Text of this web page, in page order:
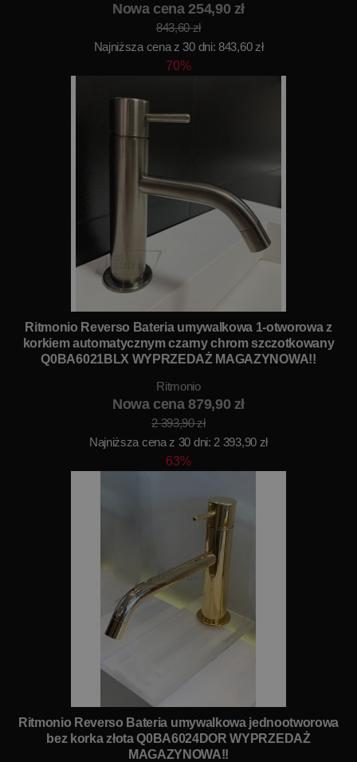
Nowa cena 254,90 zł
843,60 zł
Najniższa cena z 30 dni: 843,60 zł
70%
Ritmonio Reverso Bateria umywalkowa 1-otworowa z
korkiem automatycznym czarny chrom szczotkowany
Q0BA6021BLX WYPRZEDAŻ MAGAZYNOWA!!
Ritmonio
Nowa cena 879,90 zł
2 393,90 zł
Najniższa cena z 30 dni: 2 393,90 zł
63%
Ritmonio Reverso Bateria umywalkowa jednootworowa
bez korka złota Q0BA6024DOR WYPRZEDAŻ
MAGAZYNOWA!!